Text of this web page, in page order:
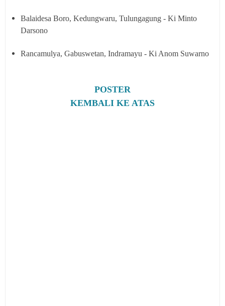
Balaidesa Boro, Kedungwaru, Tulungagung - Ki Minto
Darsono
Rancamulya, Gabuswetan, Indramayu - Ki Anom Suwarno
POSTER
KEMBALI KE ATAS